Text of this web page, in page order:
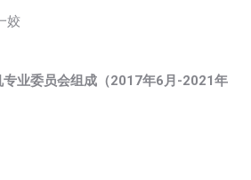
姣
专业委员会组成（2017年6月-2021年